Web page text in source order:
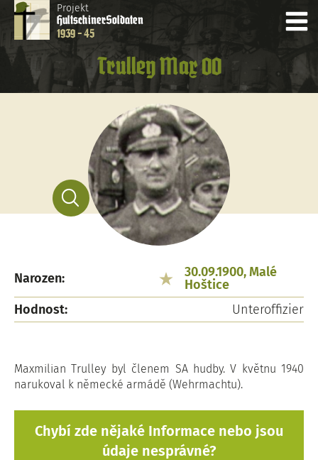
Projekt
HultschinerSoldaten
1939 - 45
Trulley Max 00
Narozen:
30.09.1900, Malé
Hoštice
Hodnost:
Unteroffizier
Maxmilian Trulley byl členem SA hudby. V květnu 1940
narukoval k německé armádě (Wehrmachtu).
Chybí zde nějaké Informace nebo jsou
údaje nesprávné?